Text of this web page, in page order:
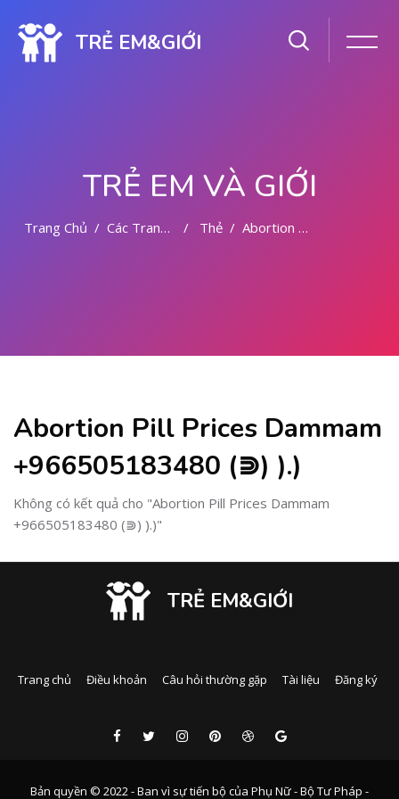
TRẺ EM&GIỚI
TRẺ EM VÀ GIỚI
Trang Chủ Các Trang Của Hệ Thống Thẻ Abortion Pill Prices Dammam +966505183480 (⋑) ).)
Abortion Pill Prices Dammam
+966505183480 (⋑) ).)
Không có kết quả cho "Abortion Pill Prices Dammam
+966505183480 (⋑) ).)"
TRẺ EM&GIỚI
Trang chủ Điều khoản Câu hỏi thường gặp Tài liệu Đăng ký
Bản quyền © 2022 - Ban vì sự tiến bộ của Phụ Nữ - Bộ Tư Pháp -